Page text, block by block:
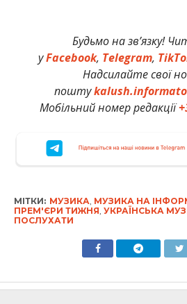
Будьмо на зв’язку!
уFacebook, Telegram,
Надсилайте свої
пошту
Мобільний номер редакції
МІТКИ: МУЗИКА, МУЗИКА НА
ПРЕМ'ЄРИ ТИЖНЯ, УКРАЇНСЬКА
ПОСЛУХАТИ